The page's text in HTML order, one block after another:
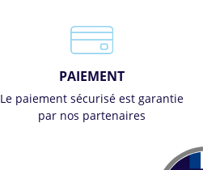
PAIEMENT
Le paiement sécurisé est garantie
par nos partenaires